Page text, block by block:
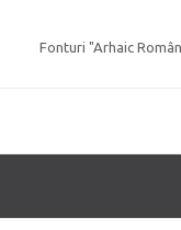
Fonturi "Arhaic